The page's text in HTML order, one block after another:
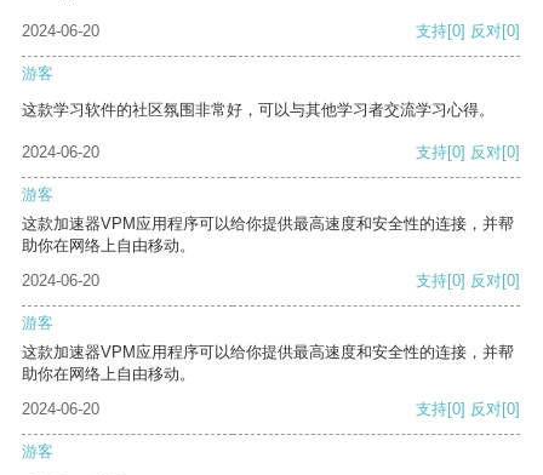
2024-06-20 支持[0] 反对[0]
游客
这款学习软件的社区氛围非常好，可以与其他学习者交流学习心得。
2024-06-20 支持[0] 反对[0]
游客
这款加速器VPM应用程序可以给你提供最高速度和安全性的连接，并帮
助你在网络上自由移动。
2024-06-20
支持[0] 反对[0]
游客
这款加速器VPM应用程序可以给你提供最高速度和安全性的连接，并帮
助你在网络上自由移动。
2024-06-20
支持[0] 反对[0]
游客